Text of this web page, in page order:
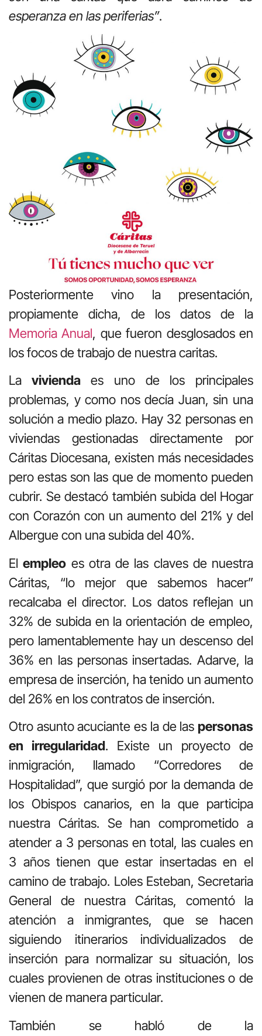
esperanza en las periferias”.
Posteriormente vino la presentación,
propiamente dicha, de los datos de la
Memoria Anual, que fueron desglosados en
los focos de trabajo de nuestra caritas.
La viviendaes uno de los principales
problemas, y como nos decía Juan, sin una
solución a medio plazo. Hay 32 personas en
viviendas gestionadas directamente por
Cáritas Diocesana, existen más necesidades
pero estas son las que de momento pueden
cubrir. Se destacó también subida del Hogar
con Corazón con un aumento del 21% y del
Albergue con una subida del 40%.
Elempleo es otra de las claves de nuestra
Cáritas, “lo mejor que sabemos hacer”
recalcaba el director. Los datos reflejan un
32% de subida en la orientación de empleo,
pero lamentablemente hay un descenso del
36% en las personas insertadas. Adarve, la
empresa de inserción, ha tenido un aumento
del 26% en los contratos de inserción.
Otro asunto acuciante es la de las personas
en irregularidad. Existe un proyecto de
inmigración, llamado “Corredores de
Hospitalidad”, que surgió por la demanda de
los Obispos canarios, en la que participa
nuestra Cáritas. Se han comprometido a
atender a 3 personas en total, las cuales en
3 años tienen que estar insertadas en el
camino de trabajo. Loles Esteban, Secretaria
General de nuestra Cáritas, comentó la
atención a inmigrantes, que se hacen
siguiendo itinerarios individualizados de
inserción para normalizar su situación, los
cuales provienen de otras instituciones o de
vienen de manera particular.
También se habló de la